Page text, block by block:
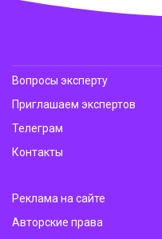
Вопросы эксперту
Приглашаем экспертов
Телеграм
Контакты
Реклама на сайте
Авторские права